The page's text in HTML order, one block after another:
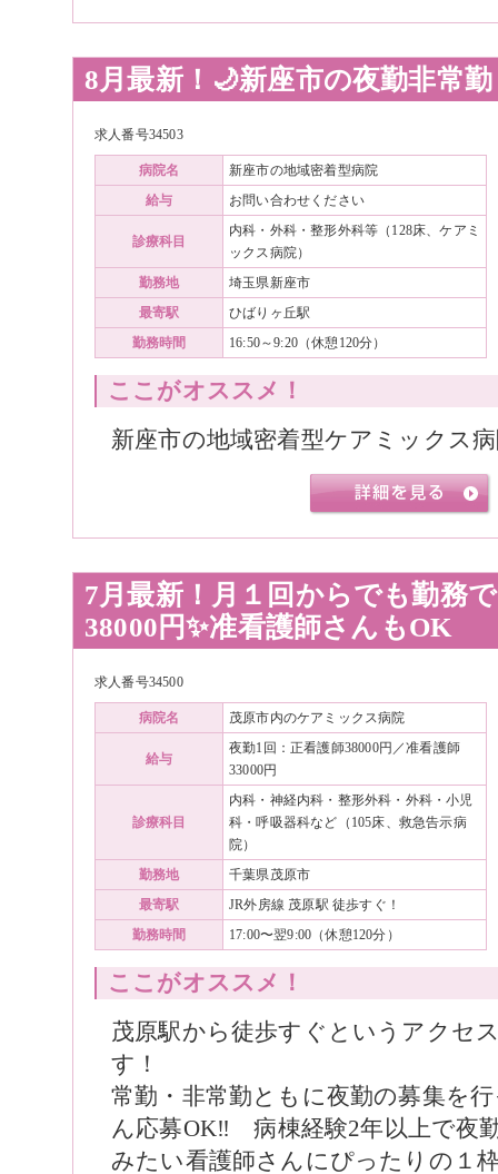
8月最新！🌙新座市の夜勤非常
求人番号34503
病院名
新座市の地域密着型病院
給与
お問い合わせください
診療科目
内科・外科・整形外科等（128床、ケアミ
ックス病院）
勤務地
埼玉県新座市
最寄駅
ひばりヶ丘駅
勤務時間
16:50～9:20（休憩120分）
ここがオススメ！
新座市の地域密着型ケアミックス
7月最新！月１回からでも勤務
38000円✨准看護師さんもOK
求人番号34500
病院名 茂原市内のケアミックス病院
給与
夜勤1回：正看護師38000円／准看護師
33000円
診療科目
内科・神経内科・整形外科・外科・小児
科・呼吸器科など（105床、救急告示病
院）
勤務地
千葉県茂原市
最寄駅
JR外房線 茂原駅 徒歩すぐ！
勤務時間
17:00〜翌9:00（休憩120分）
ここがオススメ！
茂原駅から徒歩すぐというアクセ
す！
常勤・非常勤ともに夜勤の募集を
ん応募OK‼️ 病棟経験2年以上で夜
みたい看護師さんにぴったりの１